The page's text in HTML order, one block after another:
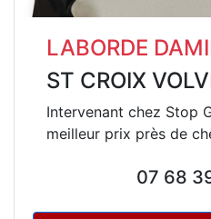
LABORDE
ST CROIX
Intervenant chez Stop
meilleur prix près de
07 68